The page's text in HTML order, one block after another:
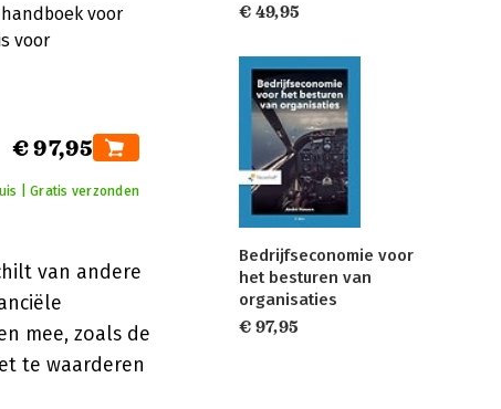
voor
voor
€ 97,95
| Gratis verzonden
van andere
mee, zoals de
te waarderen
€ 49,95
Bedrijfseconomie voor
het besturen van
organisaties
€ 97,95